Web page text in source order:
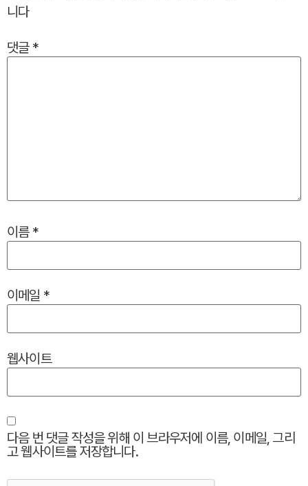
니다
댓글 *
이름 *
이메일 *
웹사이트
다음 번 댓글 작성을 위해 이 브라우저에 이름, 이메일, 그리
고 웹사이트를 저장합니다.